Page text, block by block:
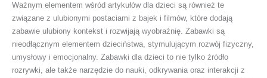
Ważnym elementem wśród artykułów dla dzieci są również te
związane z ulubionymi postaciami z bajek i filmów, które dodają
zabawie ulubiony kontekst i rozwijają wyobraźnię. Zabawki są
nieodłącznym elementem dzieciństwa, stymulującym rozwój fizyczny,
umysłowy i emocjonalny. Zabawki dla dzieci to nie tylko źródło
rozrywki, ale także narzędzie do nauki, odkrywania oraz interakcji z